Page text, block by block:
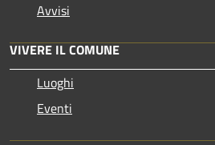
Avvisi
VIVERE IL COMUNE
Luoghi
Eventi